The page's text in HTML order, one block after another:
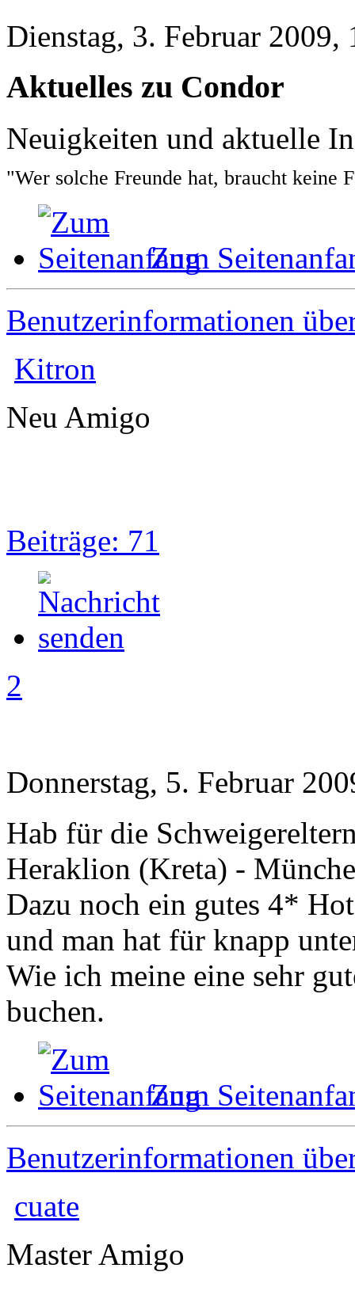
Dienstag, 3. Februar 2009,
Aktuelles zu Condor
Neuigkeiten und aktuelle
"Wer solche Freunde hat, braucht keine
Zum
Benutzerinformationen
Kitron
Neu Amigo
Beiträge: 71
2
Donnerstag, 5. Februar
Hab für die
Heraklion (Kreta) -
Dazu noch ein gutes 4*
und man hat für knapp
Wie ich meine eine sehr
buchen.
Zum
Benutzerinformationen
cuate
Master Amigo